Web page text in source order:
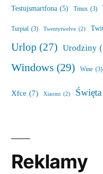
Testujsmartfona (5) Tmux (3)
Turpial (3) Twentytwelve (2)
Urlop (27) Urodziny
Windows (29) Wine (3)
Xfce (7) Xiaomi (2) Święta
Reklamy